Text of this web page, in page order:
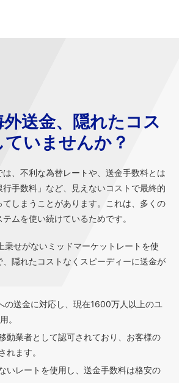
送金、隠れたコス
ていませんか？
、不利な為替レートや、送金手数料とは
手数料」など、見えないコストで最終的
しまうことがあります。これは、多くの
ムを使い続けているためです。
乗せがないミッドマーケットレートを使
、隠れたコストなくスピーディーに送金が
の送金に対応し、現在1600万人以上のユ
。
動業者として認可されており、お客様の
れます。
いレートを使用し、送金手数料は格安の